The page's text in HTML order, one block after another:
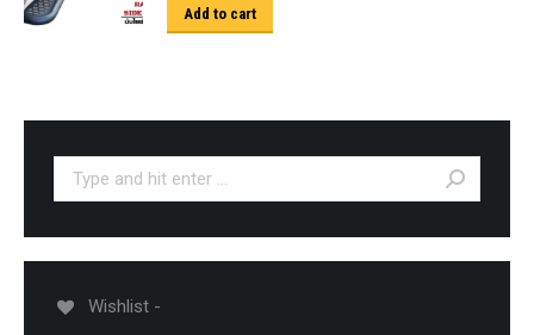
Add to cart
Search:
Wishlist -